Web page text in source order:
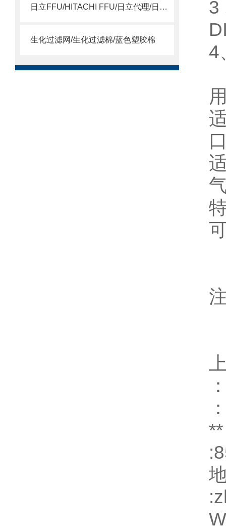
日立FFU/HITACHI FFU/日立代理/日立15SSQS
生化过滤网/生化过滤棉/蓝色塑胶棉
3
4